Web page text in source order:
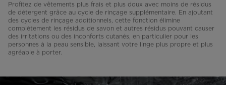
Profitez de vêtements plus frais et plus doux avec moins de résidus
de détergent grâce au cycle de rinçage supplémentaire. En ajoutant
des cycles de rinçage additionnels, cette fonction élimine
complètement les résidus de savon et autres résidus pouvant causer
des irritations ou des inconforts cutanés, en particulier pour les
personnes à la peau sensible, laissant votre linge plus propre et plus
agréable à porter.